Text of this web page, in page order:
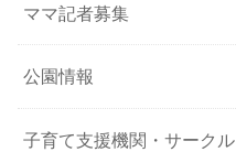
ママ記者募集
公園情報
子育て支援機関・サークル